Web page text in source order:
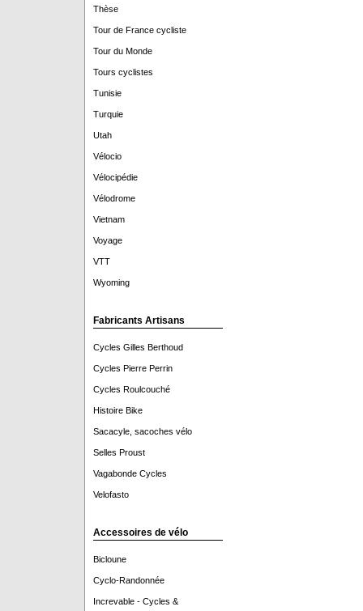
Thèse
Tour de France cycliste
Tour du Monde
Tours cyclistes
Tunisie
Turquie
Utah
Vélocio
Vélocipédie
Vélodrome
Vietnam
Voyage
VTT
Wyoming
Fabricants Artisans
Cycles Gilles Berthoud
Cycles Pierre Perrin
Cycles Roulcouché
Histoire Bike
Sacacyle, sacoches vélo
Selles Proust
Vagabonde Cycles
Velofasto
Accessoires de vélo
Bicloune
Cyclo-Randonnée
Increvable - Cycles &